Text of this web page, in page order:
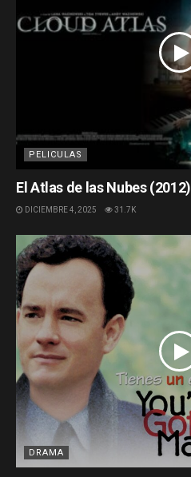
PELICULAS
El Atlas de las Nubes (2012)
DICIEMBRE 4, 2025 31.7K
DRAMA